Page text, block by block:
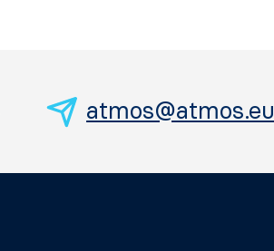
atmos@atmos.eu